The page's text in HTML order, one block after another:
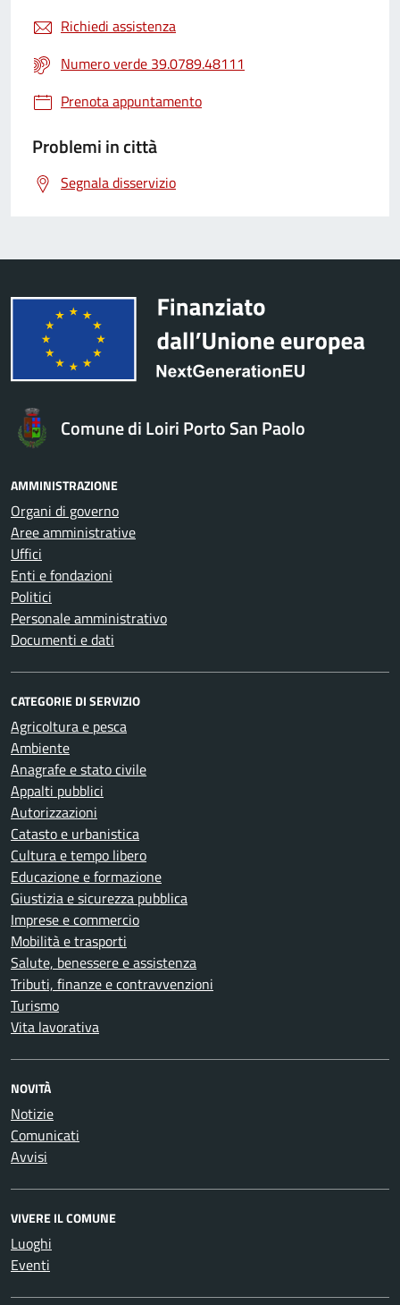
Richiedi assistenza
Numero verde 39.0789.48111
Prenota appuntamento
Problemi in città
Segnala disservizio
Comune di Loiri Porto San Paolo
AMMINISTRAZIONE
Organi di governo
Aree amministrative
Uffici
Enti e fondazioni
Politici
Personale amministrativo
Documenti e dati
CATEGORIE DI SERVIZIO
Agricoltura e pesca
Ambiente
Anagrafe e stato civile
Appalti pubblici
Autorizzazioni
Catasto e urbanistica
Cultura e tempo libero
Educazione e formazione
Giustizia e sicurezza pubblica
Imprese e commercio
Mobilità e trasporti
Salute, benessere e assistenza
Tributi, finanze e contravvenzioni
Turismo
Vita lavorativa
NOVITÀ
Notizie
Comunicati
Avvisi
VIVERE IL COMUNE
Luoghi
Eventi